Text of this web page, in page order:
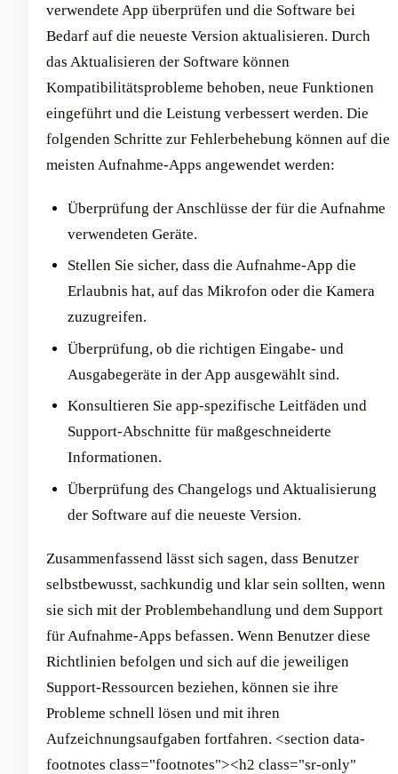
verwendete App überprüfen und die Software bei
Bedarf auf die neueste Version aktualisieren. Durch
das Aktualisieren der Software können
Kompatibilitätsprobleme behoben, neue Funktionen
eingeführt und die Leistung verbessert werden. Die
folgenden Schritte zur Fehlerbehebung können auf die
meisten Aufnahme-Apps angewendet werden:
Überprüfung der Anschlüsse der für die Aufnahme
verwendeten Geräte.
Stellen Sie sicher, dass die Aufnahme-App die
Erlaubnis hat, auf das Mikrofon oder die Kamera
zuzugreifen.
Überprüfung, ob die richtigen Eingabe- und
Ausgabegeräte in der App ausgewählt sind.
Konsultieren Sie app-spezifische Leitfäden und
Support-Abschnitte für maßgeschneiderte
Informationen.
Überprüfung des Changelogs und Aktualisierung
der Software auf die neueste Version.
Zusammenfassend lässt sich sagen, dass Benutzer
selbstbewusst, sachkundig und klar sein sollten, wenn
sie sich mit der Problembehandlung und dem Support
für Aufnahme-Apps befassen. Wenn Benutzer diese
Richtlinien befolgen und sich auf die jeweiligen
Support-Ressourcen beziehen, können sie ihre
Probleme schnell lösen und mit ihren
Aufzeichnungsaufgaben fortfahren. <section data-
footnotes class="footnotes"><h2 class="sr-only"